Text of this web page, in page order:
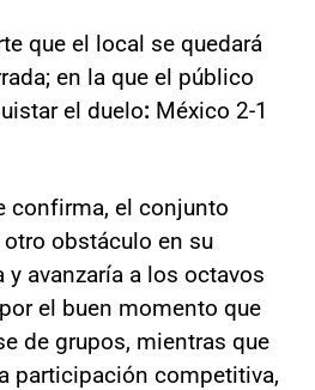
que el local se quedará
en la que el público
el duelo: México 2-1
confirma, el conjunto
obstáculo en su
avanzaría a los octavos
el buen momento que
de grupos, mientras que
participación competitiva,